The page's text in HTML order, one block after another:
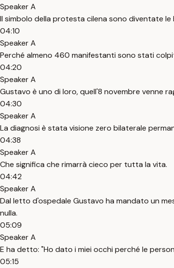
Speaker A
Il simbolo della protesta cilena sono diventate le
04:10
Speaker A
Perché almeno 460 manifestanti sono stati
04:20
Speaker A
Gustavo è uno di loro, quell'8 novembre venne
04:30
Speaker A
La diagnosi è stata visione zero bilaterale
04:38
Speaker A
Che significa che rimarrà cieco per tutta la vita.
04:42
Speaker A
Dal letto d'ospedale Gustavo ha mandato un
nulla.
05:09
Speaker A
E ha detto: "Ho dato i miei occhi perché le
05:15